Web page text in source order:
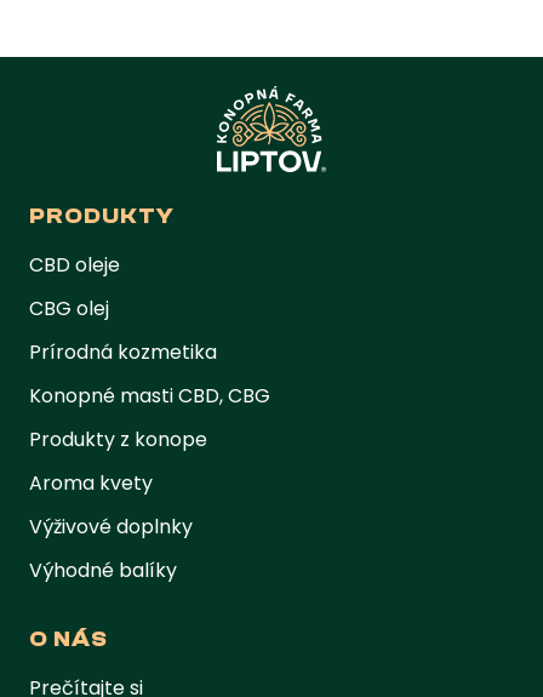
PRODUKTY
CBD oleje
CBG olej
Prírodná kozmetika
Konopné masti CBD, CBG
Produkty z konope
Aroma kvety
Výživové doplnky
Výhodné balíky
O NÁS
Prečítajte si